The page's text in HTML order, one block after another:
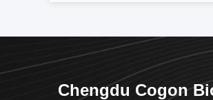
Chengdu Cogon